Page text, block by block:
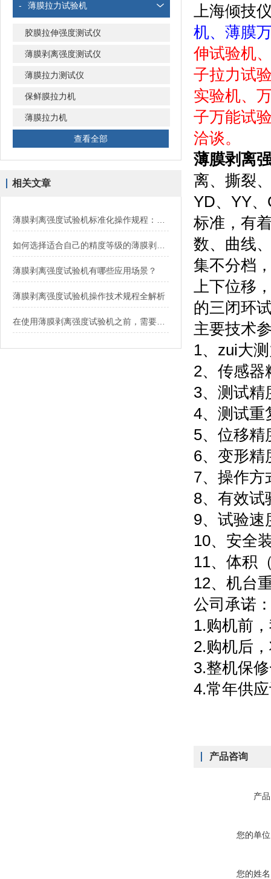
- 薄膜拉力试验机
胶膜拉伸强度测试仪
薄膜剥离强度测试仪
薄膜拉力测试仪
保鲜膜拉力机
薄膜拉力机
查看全部
相关文章
薄膜剥离强度试验机有哪些应用场景？
薄膜剥离强度试验机操作技术规程全解析
上海倾技
机、薄膜
伸试验机
子拉力试
实验机、
子万能试
洽谈。
薄膜剥离
离、撕裂
YD、YY
标准，有
数、曲线
集不分档
上下位移
的三闭环
主要技术
1、zui大
2、传感器
3、测试精
4、测
5、位移精
6、变形精
7、操作方
8、有效试
9、试验速
10、安全
11、体积
12、机台
公司承诺
1.购机前
2.购机后
3.整机保
4.常年供
产品咨询
产
您的单
您的姓